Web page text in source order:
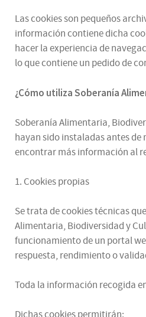
Las cookies son pequeños
información contiene dicha
hacer la experiencia de
lo que contiene un pedido de
¿Cómo utilizaSoberanía
Soberanía Alimentaria,
hayan sido instaladas antes
encontrar más información al
1. Cookies propias
Se trata de cookies técnicas
Alimentaria, Biodiversidad y
funcionamiento de un portal
respuesta, rendimiento o
Toda la información recogida